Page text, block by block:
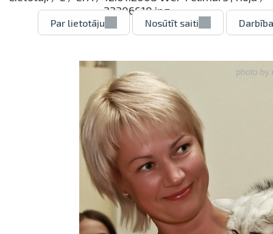
22306610.jpg
Par lietotāju Nosūtīt saiti